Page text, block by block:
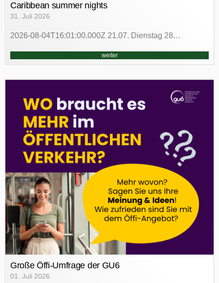
Caribbean summer nights
31. Juli 2026
2026-08-04T16:01:00.000Z 21.07. Dienstag 28…
weiter
Große Öffi-Umfrage der GU6
01. Juli 2026